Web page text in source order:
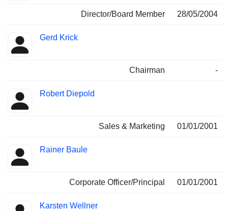
Director/Board Member 28/05/2004
Gerd Krick
Chairman -
Robert Diepold
Sales & Marketing 01/01/2001
Rainer Baule
Corporate Officer/Principal 01/01/2001
Karsten Wellner